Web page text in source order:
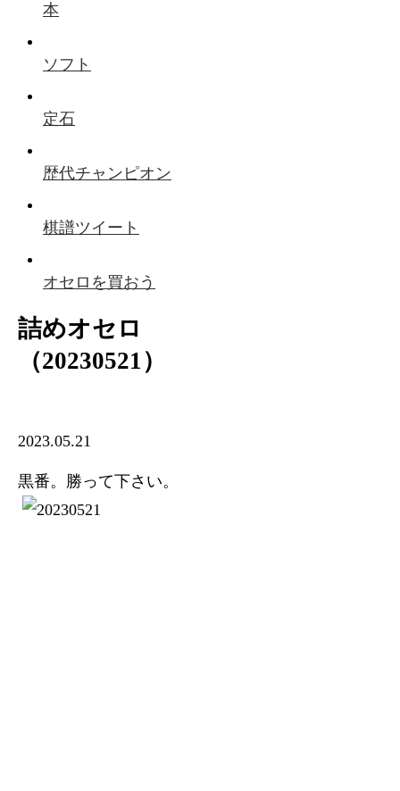
本
ソフト
定石
歴代チャンピオン
棋譜ツイート
オセロを買おう
詰めオセロ
（20230521）
2023.05.21
黒番。勝って下さい。